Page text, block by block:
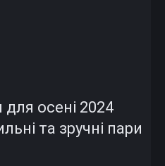
для осені 2024
та зручні пари